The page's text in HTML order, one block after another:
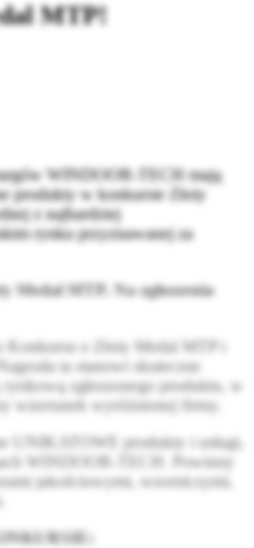
MTP!
WINDOOR-TECH mają
produkty w konkursie Złoty
z najbardziej
rynku przyznawanej za
Medal MTP. Na zgłoszenia
Konkursu o Złoty Medal MTP i
ta stanowi skuteczne
zgłoszonego produktu, w
wizerunek wyróżnionej firmy.
UNIKATOWE produkty i usługi,
WINDOOR-TECH. Powinny
jakościowymi, wzorniczymi,